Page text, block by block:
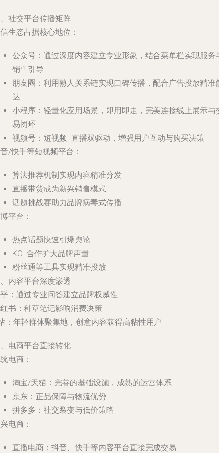
社交平台传播矩阵
生态占据核心地位：
公众号：通过深度内容建立专业形象，结合菜单栏实现服务
销售引导
朋友圈：利用熟人关系链实现口碑传播，配合广告投放精准
达
小程序：轻量化应用场景，即用即走，完美连接线上展示与
易闭环
视频号：短视频+直播双驱动，增强用户互动与购买决策
/快手等短视频平台：
算法推荐机制实现内容精准分发
直播带货成为新兴销售模式
话题挑战赛助力品牌病毒式传播
平台：
热点话题快速引爆舆论
KOL合作扩大品牌声量
粉丝通等工具实现精准投放
内容平台深度渗透
：通过专业问答建立品牌权威性
书：种草笔记影响消费决策
：年轻群体聚集地，创意内容获得高粘性用户
电商平台直接转化
电商：
淘宝/天猫：完善的基础设施，成熟的运营体系
京东：正品保障与物流优势
拼多多：社交裂变与低价策略
电商：
直播电商：抖音、快手等内容平台直接完成交易